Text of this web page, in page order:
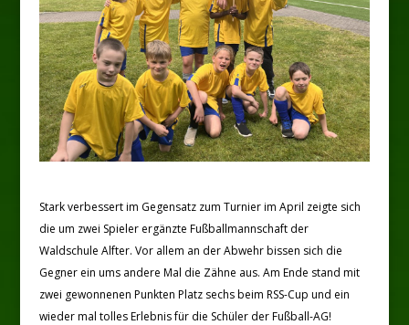
Stark verbessert im Gegensatz zum Turnier im April zeigte sich
die um zwei Spieler ergänzte Fußballmannschaft der
Waldschule Alfter. Vor allem an der Abwehr bissen sich die
Gegner ein ums andere Mal die Zähne aus. Am Ende stand mit
zwei gewonnenen Punkten Platz sechs beim RSS-Cup und ein
wieder mal tolles Erlebnis für die Schüler der Fußball-AG!